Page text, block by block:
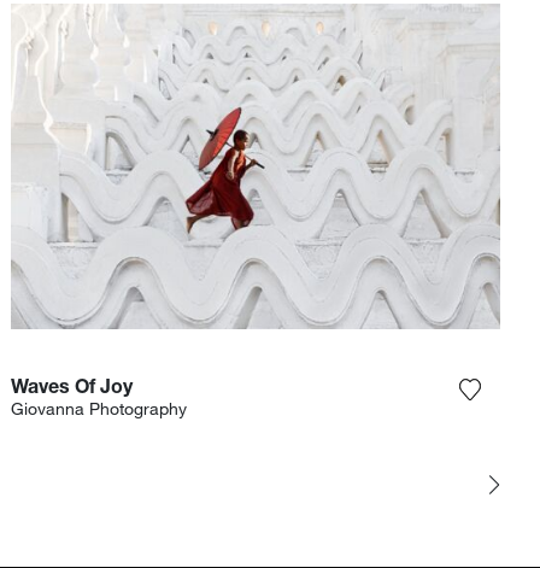
la fotografía a mi lista de deseos
Waves Of Joy
Giovanna Photography